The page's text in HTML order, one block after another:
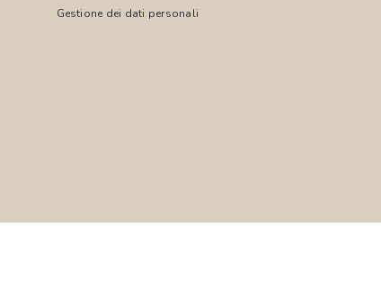
Gestione dei dati personali